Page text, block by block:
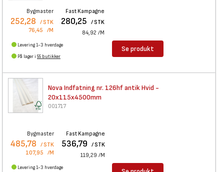
Bygmaster
252,28 / STK
76,45 /M
Fast Kampagne
280,25 / STK
84,92 /M
Levering 1-3 hverdage
På lager i 55 butikker
Se produkt
Nova Indfatning nr. 126hfantik Hvid -
20x115x4500mm
001717
Bygmaster
485,78 / STK
107,95 /M
Fast Kampagne
536,79 / STK
119,29 /M
Levering 1-3 hverdage